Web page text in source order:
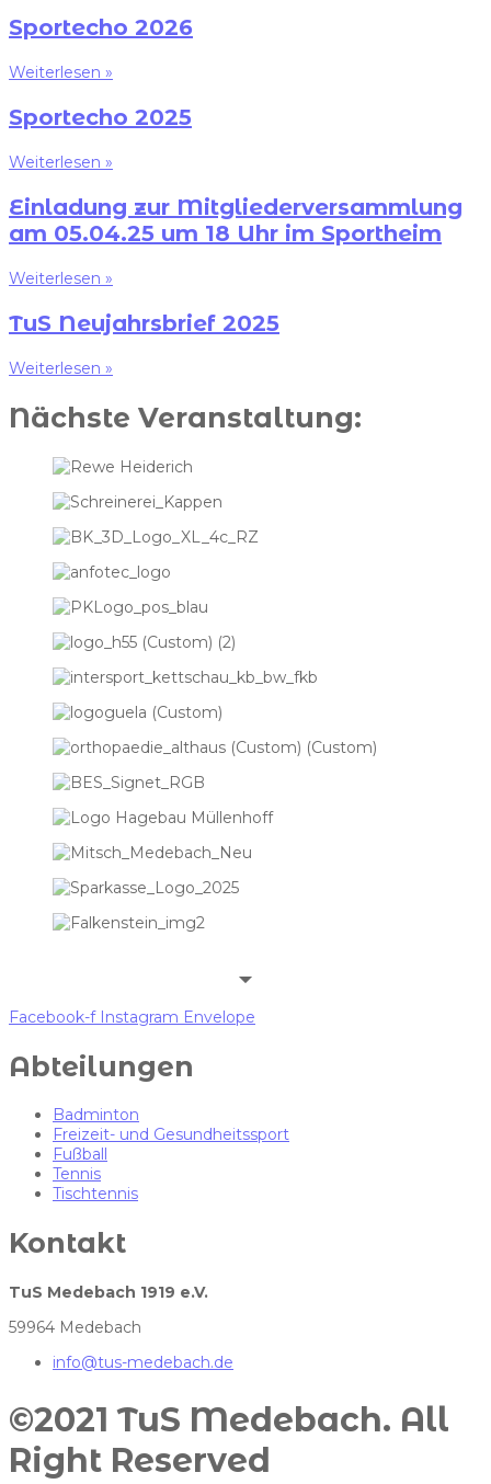
Sportecho 2026
Weiterlesen »
Sportecho 2025
Weiterlesen »
Einladung zur Mitgliederversammlung
am 05.04.25 um 18 Uhr im Sportheim
Weiterlesen »
TuS Neujahrsbrief 2025
Weiterlesen »
Nächste Veranstaltung:
Facebook-f Instagram Envelope
Abteilungen
Badminton
Freizeit- und Gesundheitssport
Fußball
Tennis
Tischtennis
Kontakt
TuS Medebach 1919 e.V.
59964 Medebach
info@tus-medebach.de
©2021 TuS Medebach. All
Right Reserved​